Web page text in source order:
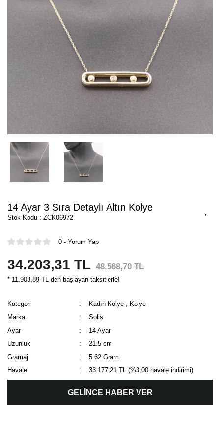
14 Ayar 3 Sıra Detaylı Altın Kolye
Stok Kodu : ZCK06972
0 - Yorum Yap
34.203,31 TL 48.568,70 TL
* 11.903,89 TL den başlayan taksitlerle!
Kategori Kadın Kolye
Kolye
Marka
Solis
Ayar
14 Ayar
Uzunluk
21.5 cm
Gramaj
5.62 Gram
Havale
33.177,21 TL (%3,00 havale indirimi)
GELİNCE HABER VER